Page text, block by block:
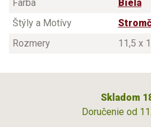
Farba
Biela
Štýly a Motívy
Rozmery
11,5 x
Skladom
Doručenie od